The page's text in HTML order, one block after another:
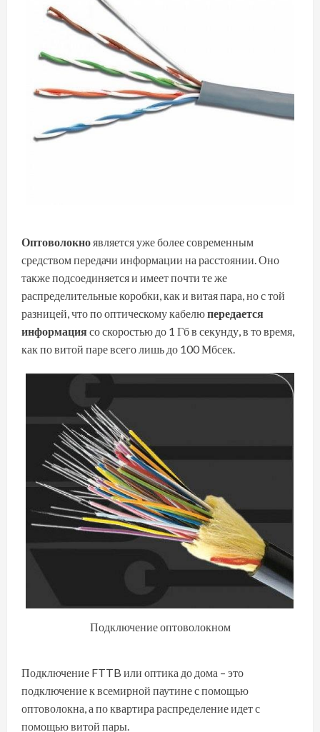
Оптоволокноявляется уже более современным
средством передачи информации на расстоянии. Оно
также подсоединяется и имеет почти те же
распределительные коробки, как и витая пара, но с той
разницей, что по оптическому кабелюпередается
информациясо скоростью до 1 Гб в секунду, в то время,
как по витой паре всего лишь до 100 Мбсек.
Подключение оптоволокном
Подключение FTTB или оптика до дома – это
подключение к всемирной паутине с помощью
оптоволокна, а по квартира распределение идет с
помощью витой пары.